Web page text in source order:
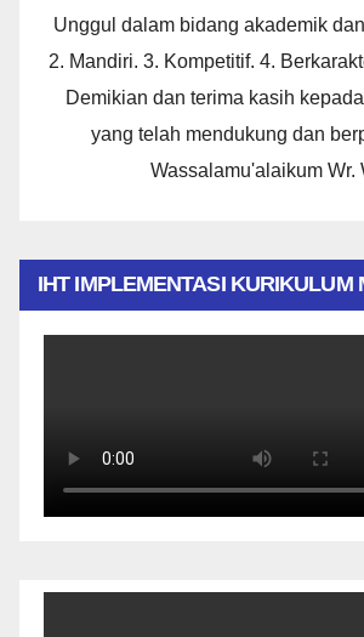
Unggul dalam bidang akademik
2. Mandiri. 3. Kompetitif. 4.
Demikian dan terima kasih
yang telah mendukung dan
Wassalamu'alaikum Wr.
IHT IMPLEMENTASI KURIKULUM